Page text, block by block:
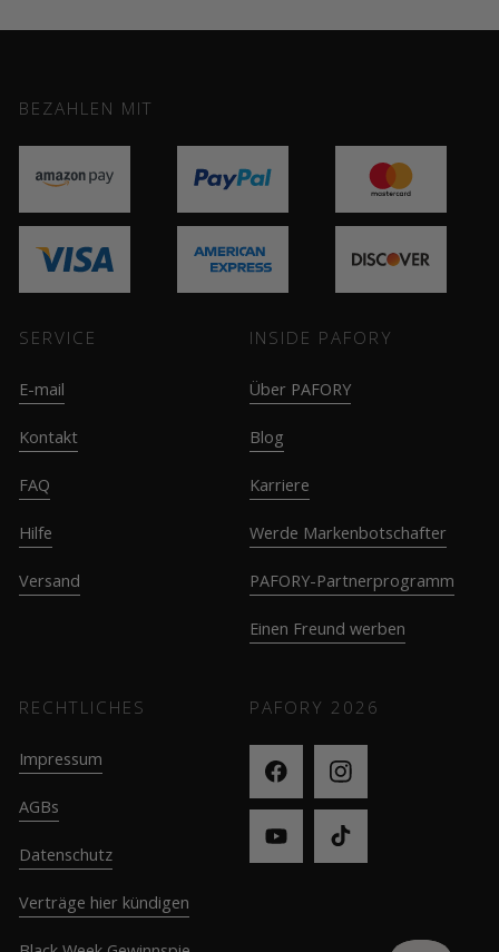
BEZAHLEN MIT
SERVICE
E-mail
Kontakt
FAQ
Hilfe
Versand
INSIDE PAFORY
Über PAFORY
Blog
Karriere
Werde Markenbotschafter
PAFORY-Partnerprogramm
Einen Freund werben
RECHTLICHES
Impressum
AGBs
Datenschutz
Verträge hier kündigen
PAFORY 2026